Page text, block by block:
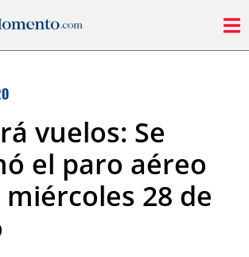
vuelos: Se
el paro aéreo
28 de